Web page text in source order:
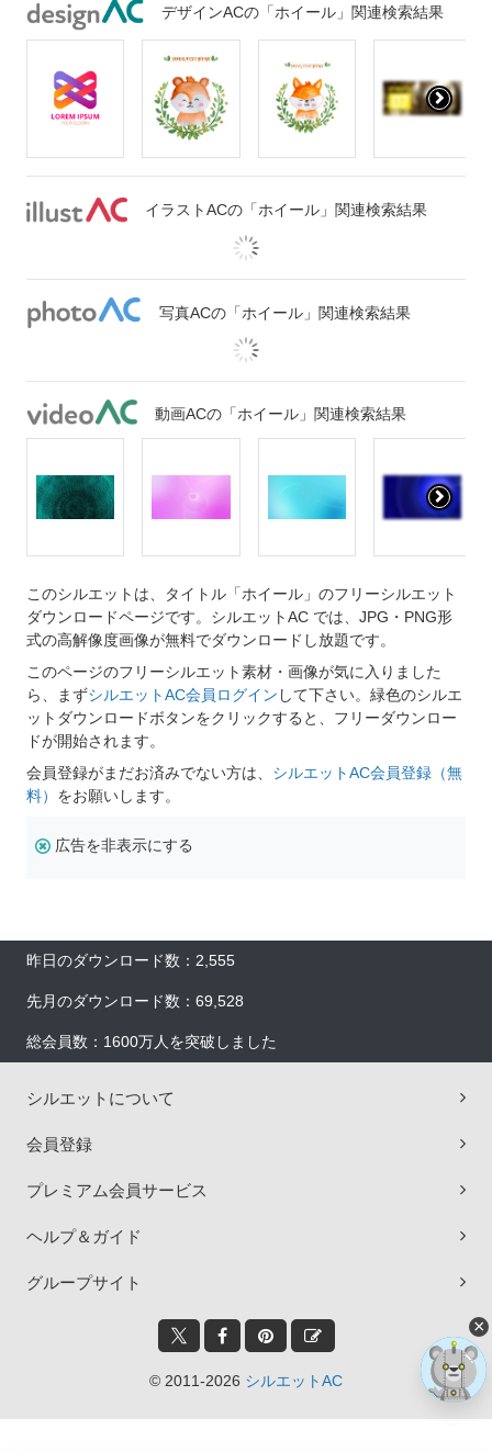
デザインACの「ホイール」関連検索結果
イラストACの「ホイール」関連検索結果
写真ACの「ホイール」関連検索結果
動画ACの「ホイール」関連検索結果
このシルエットは、タイトル「ホイール」のフリーシルエット
ダウンロードページです。シルエットAC では、JPG・PNG形
式の高解像度画像が無料でダウンロードし放題です。
このページのフリーシルエット素材・画像が気に入りました
ら、まずシルエットAC会員ログイン して下さい。緑色のシルエ
ットダウンロードボタンをクリックすると、フリーダウンロー
ドが開始されます。
会員登録がまだお済みでない方は、 シルエットAC会員登録（無
料） をお願いします。
広告を非表示にする
昨日のダウンロード数：2,555
先月のダウンロード数：69,528
総会員数：1600万人を突破しました
シルエットについて
会員登録
プレミアム会員サービス
ヘルプ＆ガイド
グループサイト
© 2011-2026 シルエットAC
×